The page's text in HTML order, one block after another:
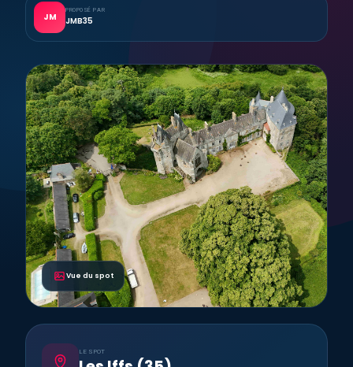
JM
PROPOSÉ PAR
JMB35
Vue du spot
LE SPOT